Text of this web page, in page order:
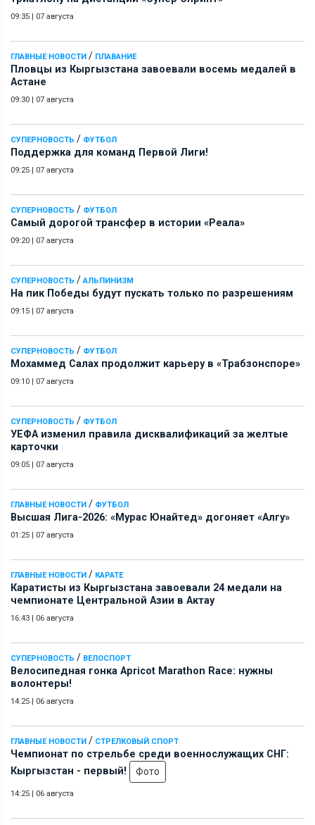
09:35 07 августа
ГЛАВНЫЕ НОВОСТИ / ПЛАВАНИЕ
Пловцы из Кыргызстана завоевали восемь медалей в
Астане
09:30 07 августа
СУПЕРНОВОСТЬ / ФУТБОЛ
Поддержка для команд Первой Лиги!
09:25 07 августа
СУПЕРНОВОСТЬ / ФУТБОЛ
Самый дорогой трансфер в истории «Реала»
09:20 07 августа
СУПЕРНОВОСТЬ /АЛЬПИНИЗМ
На пик Победы будут пускать только по разрешениям
09:15 07 августа
СУПЕРНОВОСТЬ / ФУТБОЛ
Мохаммед Салах продолжит карьеру в «Трабзонспоре»
09:10 07 августа
СУПЕРНОВОСТЬ / ФУТБОЛ
УЕФА изменил правила дисквалификаций за желтые
карточки
09:05 07 августа
ГЛАВНЫЕ НОВОСТИ / ФУТБОЛ
Высшая Лига-2026: «Мурас Юнайтед» догоняет «Алгу»
01:25 07 августа
ГЛАВНЫЕ НОВОСТИ / КАРАТЕ
Каратисты из Кыргызстана завоевали 24 медали на
чемпионате Центральной Азии в Актау
16:43 06 августа
СУПЕРНОВОСТЬ / ВЕЛОСПОРТ
Велосипедная гонка Apricot Marathon Race: нужны
волонтеры!
14:25 06 августа
ГЛАВНЫЕ НОВОСТИ / СТРЕЛКОВЫЙ СПОРТ
Чемпионат по стрельбе среди военнослужащих СНГ:
Кыргызстан - первый!
Фото
14:25 06 августа